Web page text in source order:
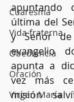
Cuaresma
Vida fraterna
Obediencia
Oración
Virgen María
apuntando
última del
y Señor de
evangelio
apunta a
vez más
misión